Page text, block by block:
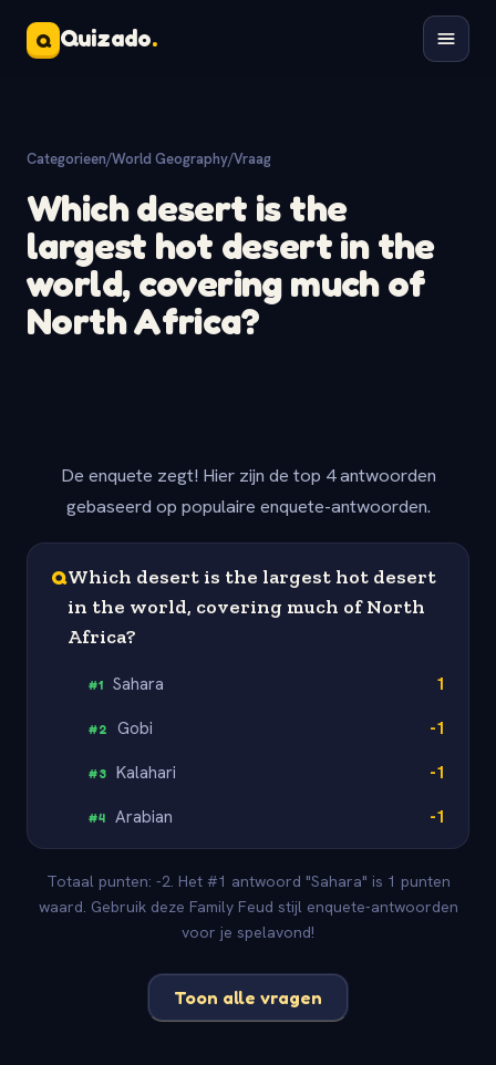
Q Quizado.
Categorieen/World Geography/Vraag
Which desert is the
largest hot desert in the
world, covering much of
North Africa?
De enquete zegt! Hier zijn de top 4 antwoorden
gebaseerd op populaire enquete-antwoorden.
QWhich desert is the largest hot desert
in the world, covering much of North
Africa?
#1 Sahara 1
#2 Gobi -1
#3 Kalahari -1
#4 Arabian -1
Totaal punten: -2. Het #1 antwoord "Sahara" is 1 punten
waard. Gebruik deze Family Feud stijl enquete-antwoorden
voor je spelavond!
Toon alle vragen